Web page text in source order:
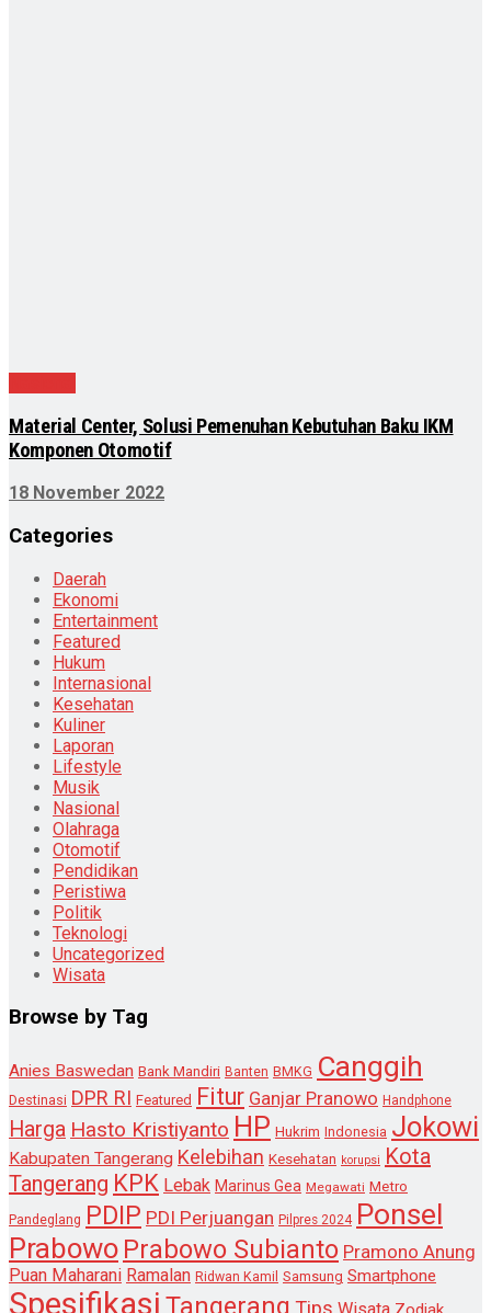
Material Center, Solusi Pemenuhan Kebutuhan Baku IKM
Komponen Otomotif
18 November 2022
Categories
Daerah
Ekonomi
Entertainment
Featured
Hukum
Internasional
Kesehatan
Kuliner
Laporan
Lifestyle
Musik
Nasional
Olahraga
Otomotif
Pendidikan
Peristiwa
Politik
Teknologi
Uncategorized
Wisata
Browse by Tag
Anies Baswedan Bank Mandiri Banten BMKG Canggih
Destinasi DPR RI Featured Fitur Ganjar Pranowo Handphone
Harga Hasto Kristiyanto HP Hukrim Indonesia Jokowi
Kabupaten Tangerang Kelebihan Kesehatan korupsi Kota
Tangerang KPK Lebak Marinus Gea Megawati Metro
Pandeglang PDIP PDI Perjuangan Pilpres 2024 Ponsel
Prabowo Prabowo Subianto Pramono Anung
Puan Maharani Ramalan Ridwan Kamil Samsung Smartphone
Spesifikasi Tangerang Tips